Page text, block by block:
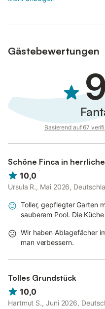
Gästebewertungen
Basierend auf 67
Schöne Finca in
10,0
Ursula R., Mai 2026,
Toller, gepflegter Garten
sauberem Pool. Die
Wir haben Ablagefächer
man verbessern.
Tolles Grundstück
10,0
Hartmut S., Juni 2026,